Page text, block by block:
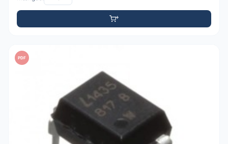
PDF